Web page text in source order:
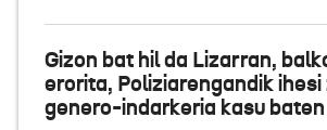
Gizon bat hil da Lizarran,
erorita, Poliziarengandik ihesi
genero-indarkeria kasu